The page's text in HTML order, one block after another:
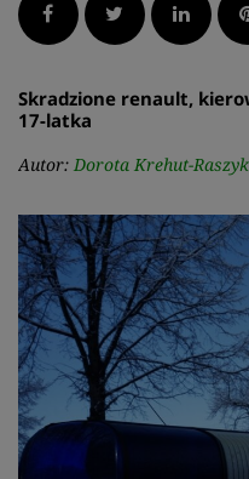
Facebook Twitter
Skradzione renault,
17-latka
Autor: Dorota Krehut-Raszyk